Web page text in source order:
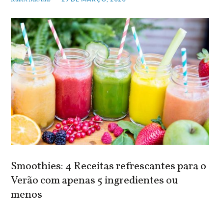
Smoothies: 4 Receitas refrescantes para o
Verão com apenas 5 ingredientes ou
menos